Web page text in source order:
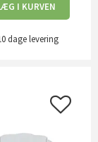
I KURVEN
dagelevering